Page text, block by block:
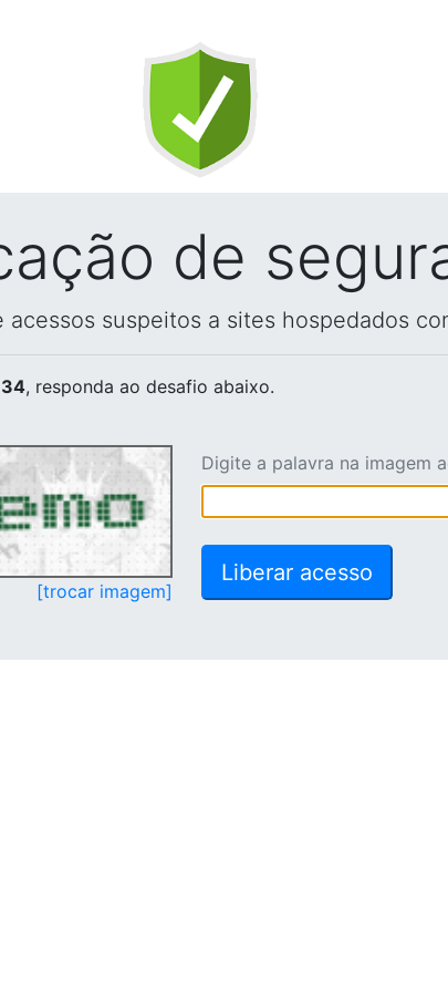
de
suspeitos a sites hospedados
, responda ao desafio abaixo.
[trocar imagem]
Digite a palavra na imagem